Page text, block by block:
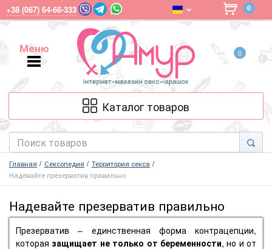
+38 (067) 64-66-333 0
Меню
Меню
0
Каталог товаров
Главная Сексопедия
Территория секса
Надевайте презерватив правильно
Надевайте презерватив правильно
Презерватив – единственная форма контрацепции,
которая защищает не только от беременности, но и от